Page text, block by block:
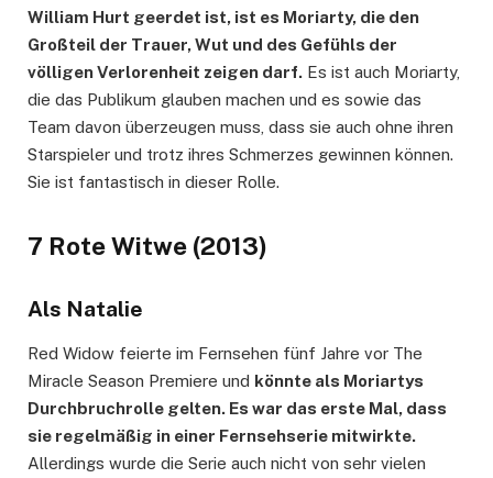
William Hurt geerdet ist, ist es Moriarty, die den
Großteil der Trauer, Wut und des Gefühls der
völligen Verlorenheit zeigen darf. Es ist auch Moriarty,
die das Publikum glauben machen und es sowie das
Team davon überzeugen muss, dass sie auch ohne ihren
Starspieler und trotz ihres Schmerzes gewinnen können.
Sie ist fantastisch in dieser Rolle.
7 Rote Witwe (2013)
Als Natalie
Red Widow feierte im Fernsehen fünf Jahre vor The
Miracle Season Premiere und könnte als Moriartys
Durchbruchrolle gelten. Es war das erste Mal, dass
sie regelmäßig in einer Fernsehserie mitwirkte.
Allerdings wurde die Serie auch nicht von sehr vielen